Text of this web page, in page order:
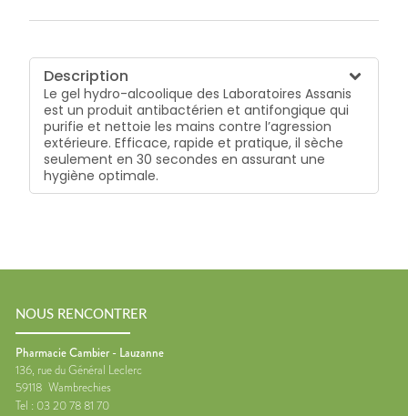
Description
Le gel hydro-alcoolique des Laboratoires Assanis
est un produit antibactérien et antifongique qui
purifie et nettoie les mains contre l’agression
extérieure. Efficace, rapide et pratique, il sèche
seulement en 30 secondes en assurant une
hygiène optimale.
NOUS RENCONTRER
Pharmacie Cambier - Lauzanne
136, rue du Général Leclerc
59118 Wambrechies
Tel : 03 20 78 81 70